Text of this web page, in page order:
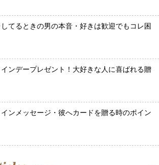
てるときの男の本音・好きは歓迎でもコレ困
ンデープレゼント！大好きな人に喜ばれる贈
ンメッセージ・彼へカードを贈る時のポイン